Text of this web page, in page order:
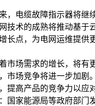
，电缆故障指示器将继
技术的成熟将推动基于
长点，为电网运维提供
市场需求的增长，将有
市场竞争将进一步加剧
提高产品的竞争力以应
国家能源局等政府部门